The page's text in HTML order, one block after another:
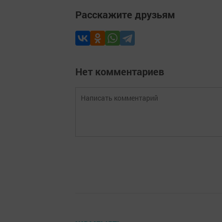
Расскажите друзьям
Нет комментариев